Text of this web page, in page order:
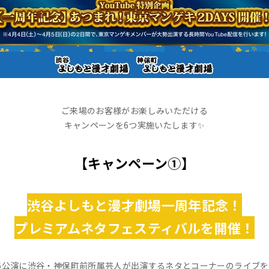
ご来場のお客様がお楽しみいただける
キャンペーンを6つ実施いたします✨
【キャンペーン➀】
渋谷よしもと漫才劇場一周年記念！
プレミアムネタフェスティバルを開催！
演に渋谷・神保町前所属芸人が出演するネタとコーナーのライブ